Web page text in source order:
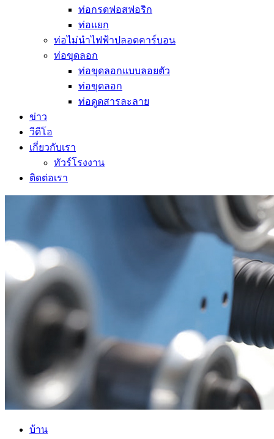
ท่อกรดฟอสฟอริก
ท่อแยก
ท่อไม่นำไฟฟ้าปลอดคาร์บอน
ท่อขุดลอก
ท่อขุดลอกแบบลอยตัว
ท่อขุดลอก
ท่อดูดสารละลาย
ข่าว
วีดีโอ
เกี่ยวกับเรา
ทัวร์โรงงาน
ติดต่อเรา
บ้าน